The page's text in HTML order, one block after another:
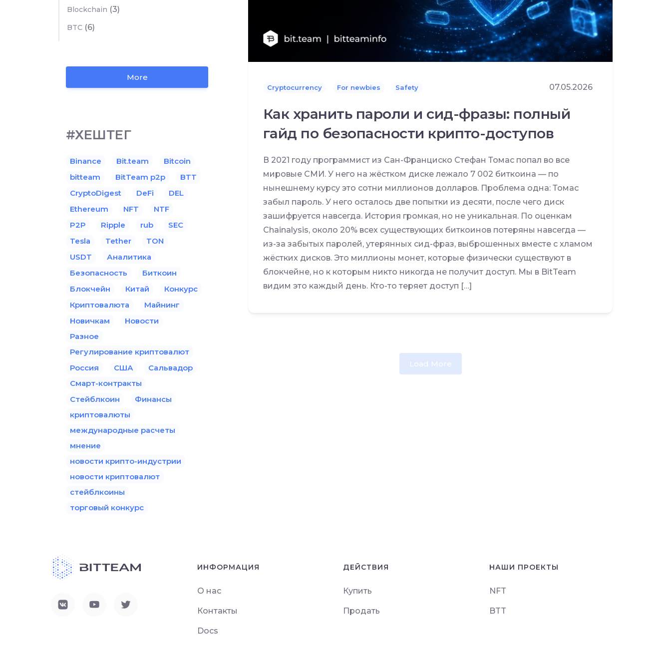
Cryptocurrency For newbies Safety 07.05.2026
Как хранить пароли и сид-фразы: полный
гайд по безопасности крипто-доступов
В 2021 году программист из Сан-Франциско Стефан Томас попал во все
мировые СМИ. У него на жёстком диске лежало 7 002 биткоина — по
нынешнему курсу это сотни миллионов долларов. Проблема одна: Томас
забыл пароль. У него осталось две попытки из десяти, после чего диск
зашифруется навсегда. История громкая, но не уникальная. По оценкам
Chainalysis, около 20% всех существующих биткоинов потеряны навсегда —
из-за забытых паролей, утерянных сид-фраз, выброшенных вместе с хламом
жёстких дисков. Это миллионы монет, которые физически существуют в
блокчейне, но к которым никто никогда не получит доступ. Мы в BitTeam
видим это каждый день. Кто-то теряет доступ […]
Load More
Blockchain (3)
BTC (6)
More
#ХЕШТЕГ
Binance Bit.team
Bitcoin
bitteam
BitTeam p2p
BTT
CryptoDigest
DeFi
DEL
Ethereum
NFT
NTF
P2P
Ripple rub
SEC
Tesla
Tether
TON
USDT
Аналитика
Безопасность
Биткоин
Блокчейн
Китай
Конкурс
Криптовалюта
Майнинг
Новичкам
Новости
Разное
Регулирование криптовалют
Россия
США
Сальвадор
Смарт-контракты
Стейблкоин
Финансы
криптовалюты
международные расчеты
мнение
новости крипто-индустрии
новости криптовалют
стейблкоины
торговый конкурс
ИНФОРМАЦИЯ
О нас
Контакты
Docs
ДЕЙСТВИЯ
Купить
Продать
НАШИ ПРОЕКТЫ
NFT
BTT